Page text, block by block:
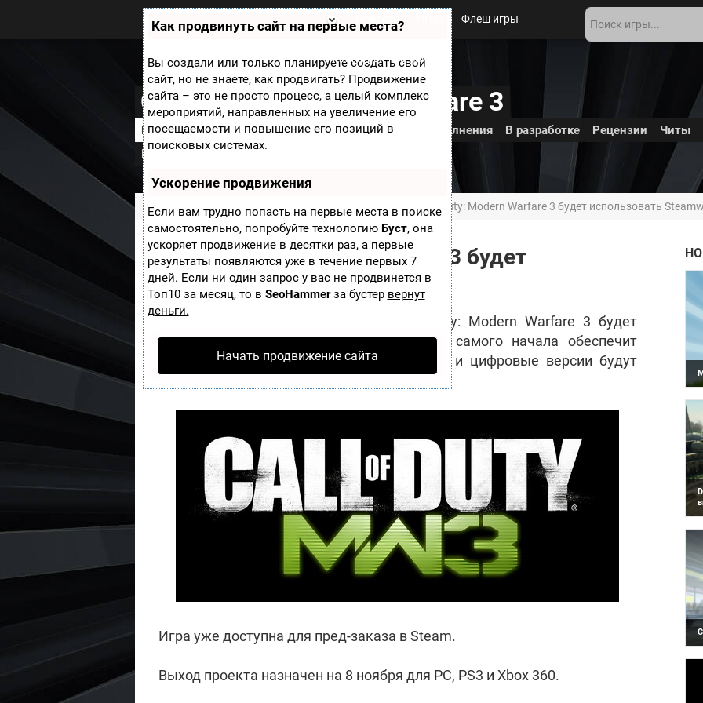
Как продвинуть сайт на первые места?
Вы создали или только планируете создать свой
сайт, но не знаете, как продвигать? Продвижение
сайта – это не просто процесс, а целый комплекс
мероприятий, направленных на увеличение его
посещаемости и повышение его позиций в
поисковых системах.
Ускорение продвижения
Если вам трудно попасть на первые места в поиске
самостоятельно, попробуйте технологию Буст, она
ускоряет продвижение в десятки раз, а первые
результаты появляются уже в течение первых 7
дней. Если ни один запрос у вас не продвинется в
Топ10 за месяц, то в SeoHammerза бустер вернут
деньги.
Начать продвижение сайта
Zobra.ru - Игровое сообщество -
все о играх
П
ф
ор
м
ы
Новости Флеш игры
Мини игры О сайте
Call of Duty: Modern Warfare 3
Новости Скриншоты Видео Арт Обложки Дополнения В разработке Рецензии Читы
Галерея
» Call of Duty: Modern Warfare 3 будет использовать
Call of Duty: Modern Warfare 3 будет
использовать Steamworks
Valve подтвердила, что шутер Call of Duty: Modern Warfare 3 будет
использовать Steamworks.Также, Valve с самого начала обеспечит
поддержку серверам игры. И розничные, и цифровые версии будут
использовать Steamworks.
Игра уже доступна для пред-заказа в Steam.
Выход проекта назначен на 8 ноября для PC, PS3 и Xbox 360.